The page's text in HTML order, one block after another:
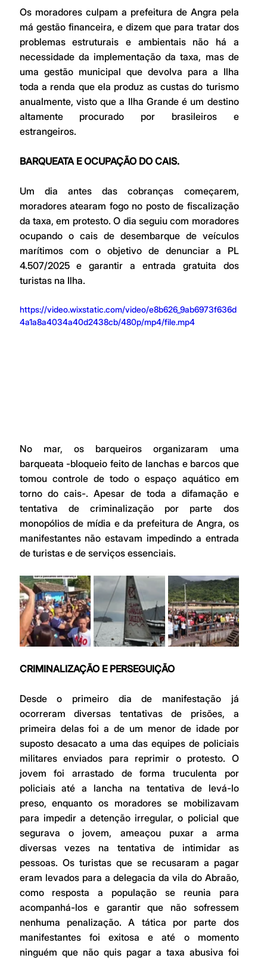
Os moradores culpam a prefeitura de Angra pela
má gestão financeira, e dizem que para tratar dos
problemas estruturais e ambientais não há a
necessidade da implementação da taxa, mas de
uma gestão municipal que devolva para a Ilha
toda a renda que ela produz as custas do turismo
anualmente, visto que a Ilha Grande é um destino
altamente procurado por brasileiros e
estrangeiros.
BARQUEATA E OCUPAÇÃO DO CAIS.
Um dia antes das cobranças começarem,
moradores atearam fogo no posto de fiscalização
da taxa, em protesto. O dia seguiu com moradores
ocupando o cais de desembarque de veículos
marítimos com o objetivo de denunciar a PL
4.507/2025 e garantir a entrada gratuita dos
turistas na Ilha.
https://video.wixstatic.com/video/e8b626_9ab6973f636d
4a1a8a4034a40d2438cb/480p/mp4/file.mp4
No mar, os barqueiros organizaram uma
barqueata -bloqueio feito de lanchas e barcos que
tomou controle de todo o espaço aquático em
torno do cais-. Apesar de toda a difamação e
tentativa de criminalização por parte dos
monopólios de mídia e da prefeitura de Angra, os
manifestantes não estavam impedindo a entrada
de turistas e de serviços essenciais.
CRIMINALIZAÇÃO E PERSEGUIÇÃO
Desde o primeiro dia de manifestação já
ocorreram diversas tentativas de prisões, a
primeira delas foi a de um menor de idade por
suposto desacato a uma das equipes de policiais
militares enviados para reprimir o protesto. O
jovem foi arrastado de forma truculenta por
policiais até a lancha na tentativa de levá-lo
preso, enquanto os moradores se mobilizavam
para impedir a detenção irregular, o policial que
segurava o jovem, ameaçou puxar a arma
diversas vezes na tentativa de intimidar as
pessoas. Os turistas que se recusaram a pagar
eram levados para a delegacia da vila do Abraão,
como resposta a população se reunia para
acompanhá-los e garantir que não sofressem
nenhuma penalização. A tática por parte dos
manifestantes foi exitosa e até o momento
ninguém que não quis pagar a taxa abusiva foi